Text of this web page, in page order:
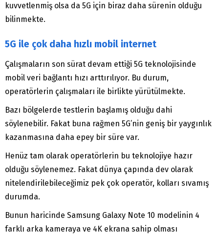
kuvvetlenmiş olsa da 5G için biraz daha sürenin olduğu
bilinmekte.
5G ile çok daha hızlı mobil internet
Çalışmaların son sürat devam ettiği 5G teknolojisinde
mobil veri bağlantı hızı arttırılıyor. Bu durum,
operatörlerin çalışmaları ile birlikte yürütülmekte.
Bazı bölgelerde testlerin başlamış olduğu dahi
söylenebilir. Fakat buna rağmen 5G’nin geniş bir yaygınlık
kazanmasına daha epey bir süre var.
Henüz tam olarak operatörlerin bu teknolojiye hazır
olduğu söylenemez. Fakat dünya çapında dev olarak
nitelendirilebileceğimiz pek çok operatör, kolları sıvamış
durumda.
Bunun haricinde Samsung Galaxy Note 10 modelinin 4
farklı arka kameraya ve 4K ekrana sahip olması